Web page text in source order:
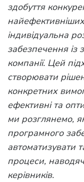
здобуття
індивідуальна
забезпечення із
компанії. Цей
створювати
конкретних
ефективні та
ми розглянемо,
програмного
автоматизувати
процеси,
керівників.